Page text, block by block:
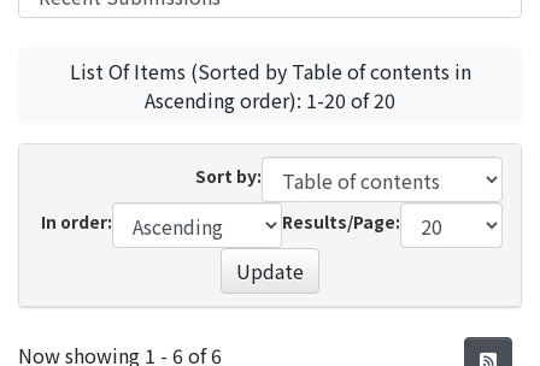
List Of Items (Sorted by Table of contents in
Ascending order): 1-20 of 20
Sort by:
In order:
Results/Page:
Update
Recent Submissions
Now showing 1 - 6 of 6